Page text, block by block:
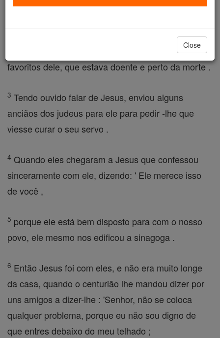
ele queria que as pessoas ouvissem, ele entrou em
Um centurião que tinha um servo, um dos
favoritos dele, que estava doente e perto da morte .
3 Tendo ouvido falar de Jesus, enviou alguns
anciãos dos judeus para ele para pedir -lhe que
viesse curar o seu servo .
4 Quando eles chegaram a Jesus que confessou
sinceramente com ele, dizendo: ' Ele merece isso
de você ,
5 porque ele está bem disposto para com o nosso
povo, ele mesmo nos edificou a sinagoga .
6 Então Jesus foi com eles, e não era muito longe
da casa, quando o centurião lhe mandou dizer por
uns amigos a dizer-lhe : 'Senhor, não se coloca
qualquer problema, porque eu não sou digno de
que entres debaixo do meu telhado ;
Close